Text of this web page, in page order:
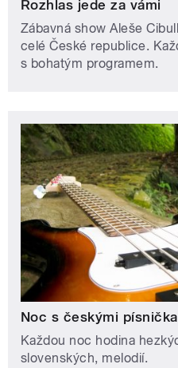
Rozhlas jede za vámi
Zábavná show Aleše
celé České republice.
s bohatým programem.
Noc s českými
Každou noc hodina
slovenských, melodií.